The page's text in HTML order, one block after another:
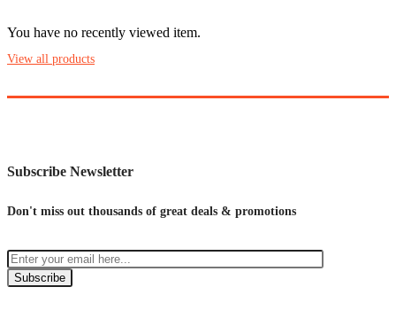
You have no recently viewed item.
View all products
Subscribe Newsletter
Don't miss out thousands of great deals & promotions
Subscribe